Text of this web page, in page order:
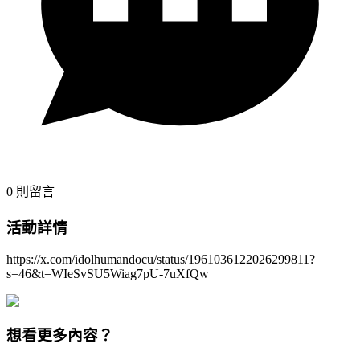
0 則留言
活動詳情
https://x.com/idolhumandocu/status/1961036122026299811?
s=46&t=WIeSvSU5Wiag7pU-7uXfQw
想看更多內容？